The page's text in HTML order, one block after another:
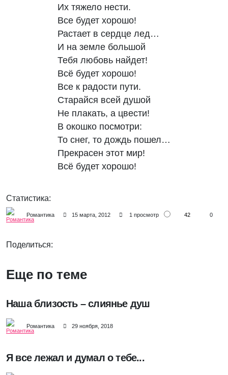
Их тяжело нести.
Все будет хорошо!
Растает в сердце лед…
И на земле большой
Тебя любовь найдет!
Всё будет хорошо!
Все к радости пути.
Старайся всей душой
Не плакать, а цвести!
В окошко посмотри:
То снег, то дождь пошел…
Прекрасен этот мир!
Всё будет хорошо!
Статистика:
Романтика 15 марта, 2012 1 просмотр 42 0
Поделиться:
Еще по теме
Наша близость – слиянье душ
Романтика 29 ноября, 2018
Я все лежал и думал о тебе...